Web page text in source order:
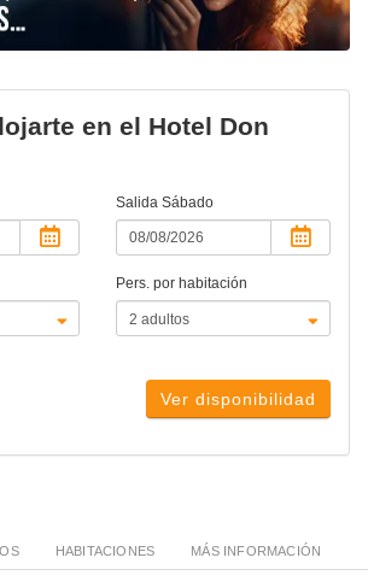
en el Hotel Don
Salida Sábado
Pers. por habitación
Ver disponibilidad
HABITACIONES MÁS INFORMACIÓN